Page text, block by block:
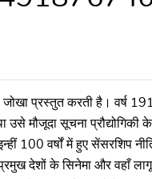
जोखा प्रस्तुत करती है। वर्ष
मौजूदा सूचना प्रौद्योगिकी
100 वर्षों में हुए सेंसरशिप
देशों के सिनेमा और वहाँ